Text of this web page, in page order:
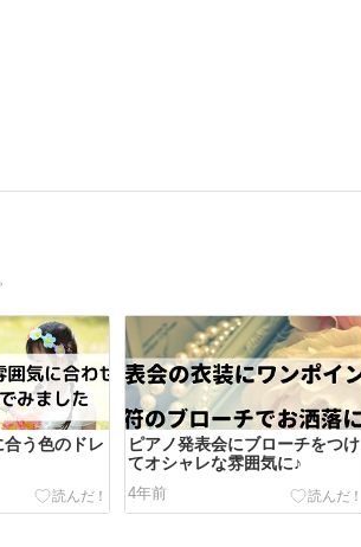
合う色のドレ
ピアノ発表会にブローチをつけ
てオシャレな雰囲気に♪
4年前